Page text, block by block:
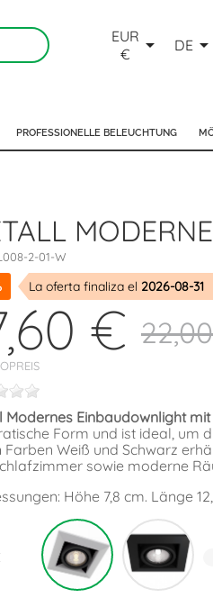
EUR
€
 DE 
PROFESSIONELLE BELEUCHTUNG
2-01-W
La oferta finaliza el 2026-08-31
€
Modernes Einbaudownlight
Form und ist ideal, um
Farben Weiß und Schwarz
sowie moderne
Höhe 7,8 cm. Länge
Weiß